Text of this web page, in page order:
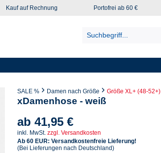
Kauf auf Rechnung Portofrei ab 60 €
SALE % Damen nach Größe Größe XL+ (48-52+)
xDamenhose - weiß
ab 41,95 €
inkl. MwSt. zzgl. Versandkosten
Ab 60 EUR: Versandkostenfreie Lieferung!
(Bei Lieferungen nach Deutschland)